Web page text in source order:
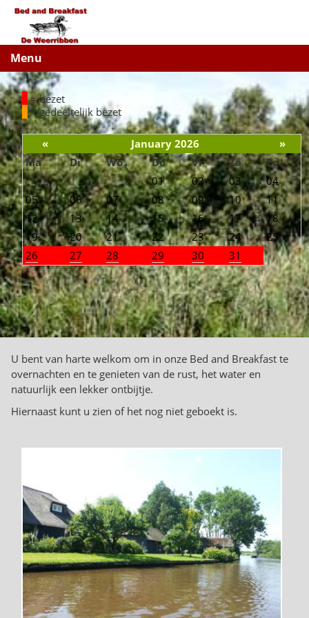
Menu
= bezet
= gedeeltelijk bezet
« January 2026
»
Ma
Di Wo Do Vr Za
Zo
01
02 03
04
05
06 07 08 09 10
11
12
13 14 15 16 17
18
19
20 21 22 23 24
25
26
27 28 29 30 31
U bent van harte welkom om in onze Bed and Breakfast te
overnachten en te genieten van de rust, het water en
natuurlijk een lekker ontbijtje.
Hiernaast kunt u zien of het nog niet geboekt is.